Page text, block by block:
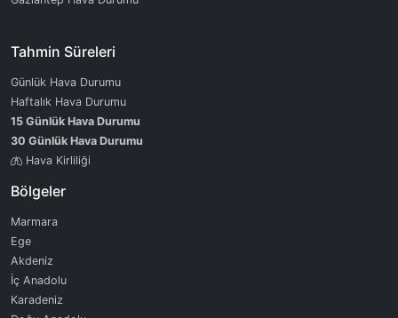
Tahmin Süreleri
Günlük Hava Durumu
Haftalık Hava Durumu
15 Günlük Hava Durumu
30 Günlük Hava Durumu
Hava Kirliliği
Bölgeler
Marmara
Ege
Akdeniz
İç Anadolu
Karadeniz